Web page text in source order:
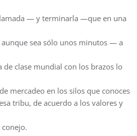
— y terminarla —que en una
aunque sea sólo unos minutos — a
de clase mundial con los brazos lo
mercadeo en los silos que conoces
tribu, de acuerdo a los valores y
conejo.